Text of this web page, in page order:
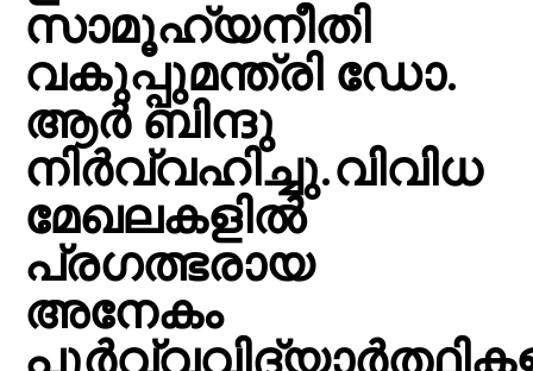
സാമൂഹ്യനീതി
വകുപ്പുമന്ത്രി ഡോ.
ആർ ബിന്ദു
നിർവ്വഹിച്ചു.വിവിധ
മേഖലകളിൽ
പ്രഗത്ഭരായ
അനേകം